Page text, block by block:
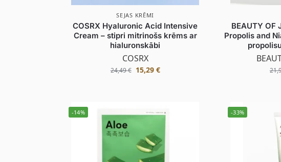
SEJAS KRĒMI
COSRX Hyaluronic Acid Intensive
Cream – stipri mitrinošs krēms ar
hialuronskābi
COSRX
24,49€ 15,29 €
BEAUTY OF
Propolis and
-14% -33%